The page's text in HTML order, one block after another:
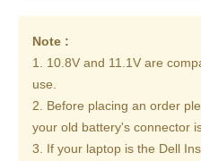
Note :
1. 10.8V and 11.1V are
use.
2. Before placing an order
your old battery's connector
3. If your laptop is the Dell